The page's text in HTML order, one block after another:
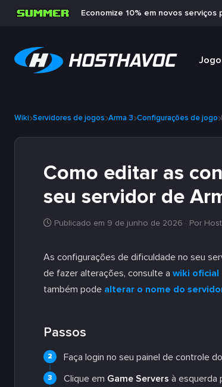
Economize 10% em novos
Wiki Servidores de jogos Arma 3 Configurações de jogo
Como editar as
seu servidor de
Publicado em 9 de junho de 2026 · Por
As configurações de dificuldade no seu
de fazer alterações, consulte a wiki oficial
também pode alterar o nome do
Passos
Faça login no seu painel de controle
Clique em Game Servers à esquerda